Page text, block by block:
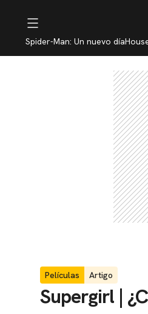
Spider-Man: Un nuevo día
Películas Artigo
Supergirl |